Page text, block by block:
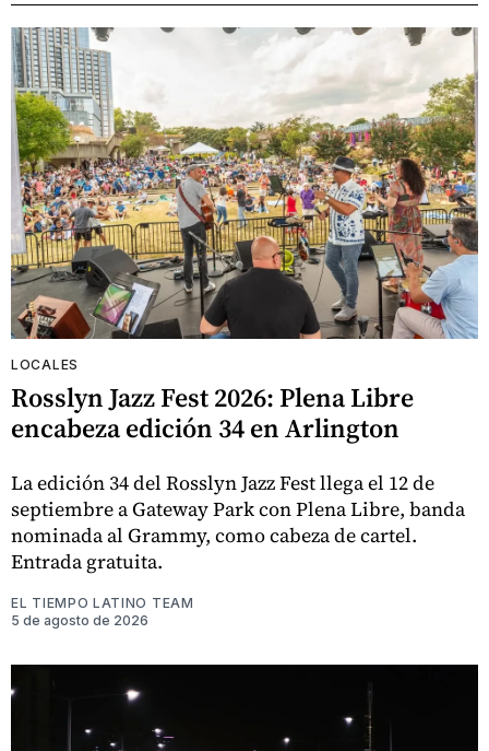
LOCALES
Rosslyn Jazz Fest 2026: Plena Libre
encabeza edición 34 en Arlington
La edición 34 del Rosslyn Jazz Fest llega el 12 de
septiembre a Gateway Park con Plena Libre, banda
nominada al Grammy, como cabeza de cartel.
Entrada gratuita.
EL TIEMPO LATINO TEAM
5 de agosto de 2026